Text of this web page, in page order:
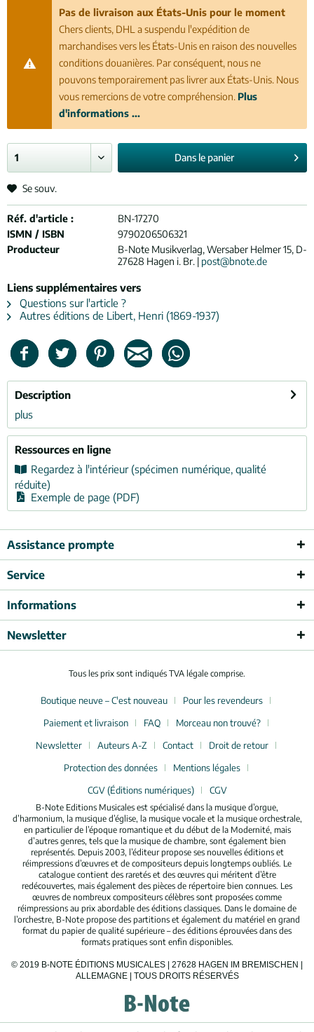
Pas de livraison aux États-Unis pour le moment
Chers clients, DHL a suspendu l'expédition de
marchandises vers les États-Unis en raison des nouvelles
conditions douanières. Par conséquent, nous ne
pouvons temporairement pas livrer aux États-Unis. Nous
vous remercions de votre compréhension. Plus
d'informations ...
Dans le panier
Se souv.
Réf. d'article :
BN-17270
ISMN / ISBN
9790206506321
Producteur
B-Note Musikverlag, Wersaber Helmer 15, D-
27628 Hagen i. Br. | post@bnote.de
Liens supplémentaires vers
Questions sur l'article ?
Autres éditions de Libert, Henri (1869-1937)
Description
plus
Ressources en ligne
Regardez à l'intérieur (spécimen numérique, qualité
réduite)
Exemple de page (PDF)
Assistance prompte
Service
Informations
Newsletter
Tous les prix sont indiqués TVA légale comprise.
Boutique neuve – C'est nouveau
Pour les revendeurs
Paiement et livraison
FAQ
Morceau non trouvé?
Newsletter
Auteurs A-Z Contact
Droit de retour
Protection des données
Mentions légales
CGV (Éditions numériques)
CGV
B-Note Editions Musicales est spécialisé dans la musique d’orgue,
d’harmonium, la musique d’église, la musique vocale et la musique orchestrale,
en particulier de l’époque romantique et du début de la Modernité, mais
d’autres genres, tels que la musique de chambre, sont également bien
représentés. Depuis 2003, l’éditeur propose ses nouvelles éditions et
réimpressions d’œuvres et de compositeurs depuis longtemps oubliés. Le
catalogue contient des raretés et des œuvres qui méritent d’être
redécouvertes, mais également des pièces de répertoire bien connues. Les
œuvres de nombreux compositeurs célèbres sont proposées comme
réimpressions au prix abordable des éditions classiques. Dans le domaine de
l’orchestre, B-Note propose des partitions et également du matériel en grand
format du papier de qualité supérieure – des éditions éprouvées dans des
formats pratiques sont enfin disponibles.
© 2019 B-NOTE ÉDITIONS MUSICALES | 27628 HAGEN IM BREMISCHEN |
ALLEMAGNE | TOUS DROITS RÉSERVÉS